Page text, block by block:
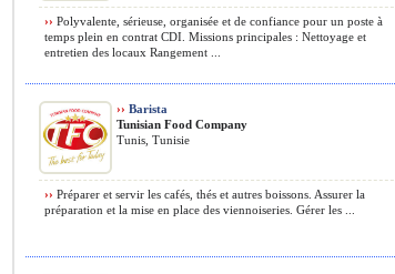
›› Polyvalente, sérieuse, organisée et de confiance pour un poste à
temps plein en contrat CDI. Missions principales : Nettoyage et
entretien des locaux Rangement ...
›› Barista
Tunisian Food Company
Tunis, Tunisie
›› Préparer et servir les cafés, thés et autres boissons. Assurer la
préparation et la mise en place des viennoiseries. Gérer les ...